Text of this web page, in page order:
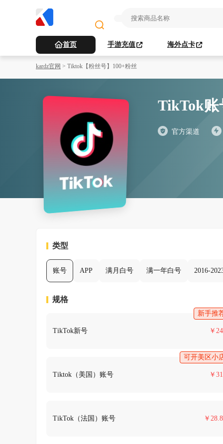
首页 手游充值 海外点卡
kardz官网 > Tiktok【粉丝号】100+粉丝
TikTok账
官方渠道
类型
账号 APP 满月白号 满一年白号 2016-
规格
TikTok新号 ￥ 24
新手推
Tiktok（美国）账号 ￥ 31
可开美区小
TikTok（法国）账号 ￥ 28.8